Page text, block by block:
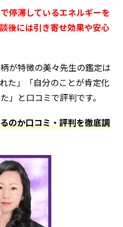
停滞しているエネルギーを
後には引き寄せ効果や安心
が特徴の美々先生の鑑定は
た」「自分のことが肯定化
」と口コミで評判です。
のか口コミ・評判を徹底調